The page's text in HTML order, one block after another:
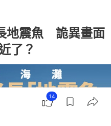
地震魚 詭異畫面
了？
14